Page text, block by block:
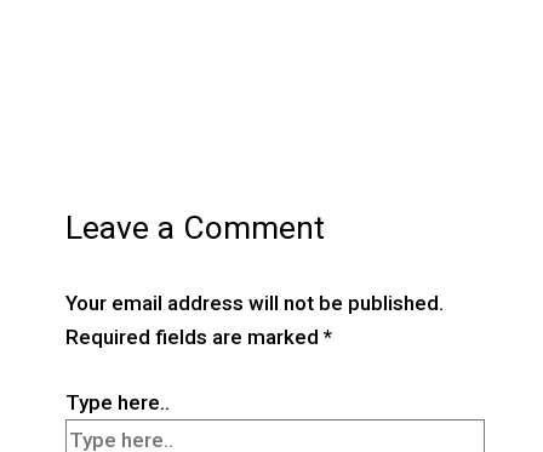
Leave a Comment
Your email address will not be published.
Required fields are marked *
Type here..